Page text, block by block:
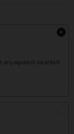
anyagokból készített